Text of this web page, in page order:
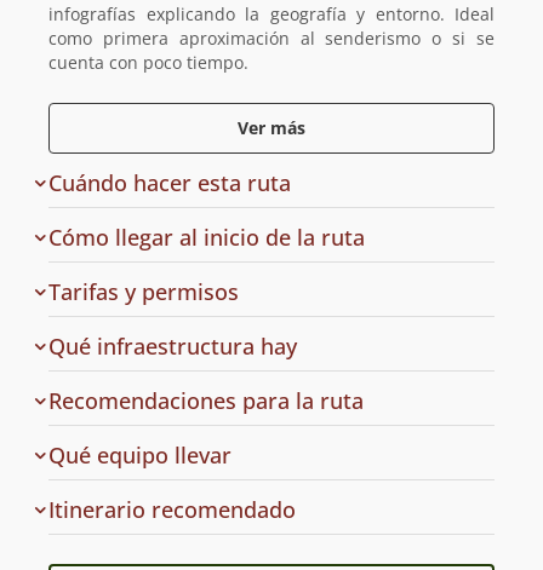
infografías explicando la geografía y entorno. Ideal
como primera aproximación al senderismo o si se
cuenta con poco tiempo.
Ver más
Cuándo hacer esta ruta
Cómo llegar al inicio de la ruta
Tarifas y permisos
acceso
Qué infraestructura hayen
la
ruta
Recomendaciones para la ruta
Qué equipo llevara
la
ruta
Cuál
es
Itinerario recomendado